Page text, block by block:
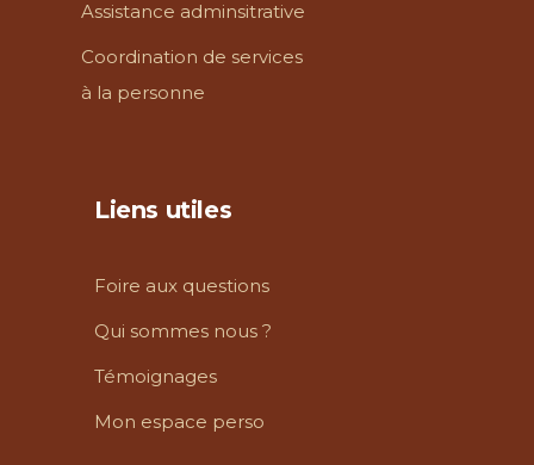
Assistance adminsitrative
Coordination de services
à la personne
Liens utiles
Foire aux questions
Qui sommes nous ?
Témoignages
Mon espace perso